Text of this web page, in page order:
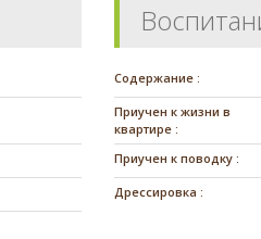
Содержание :
Приучен к жизни в
квартире :
Приучен к поводку :
Дрессировка :